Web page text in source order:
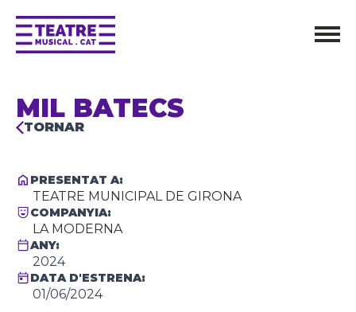
MIL BATECS
TORNAR
PRESENTAT A:
TEATRE MUNICIPAL DE GIRONA
COMPANYIA:
LA MODERNA
ANY:
2024
DATA D'ESTRENA:
01/06/2024